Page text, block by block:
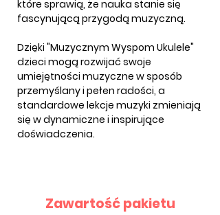
które sprawią, że nauka stanie się
fascynującą przygodą muzyczną.
Dzięki "Muzycznym Wyspom Ukulele"
dzieci mogą rozwijać swoje
umiejętności muzyczne w sposób
przemyślany i pełen radości, a
standardowe lekcje muzyki zmieniają
się w dynamiczne i inspirujące
doświadczenia.
Zawartość pakietu